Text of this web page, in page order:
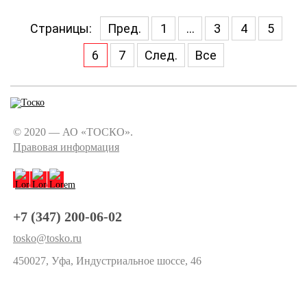
Страницы: Пред. 1 ... 3 4
5
6
7 След. Все
© 2020 — АО «ТОСКО».
Правовая информация
+7 (347) 200-06-02
tosko@tosko.ru
450027, Уфа, Индустриальное шоссе, 46